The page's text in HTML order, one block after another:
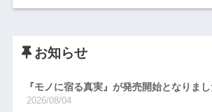
お知らせ
『モノに宿る真実』が発売開始となりまし
2026/08/04